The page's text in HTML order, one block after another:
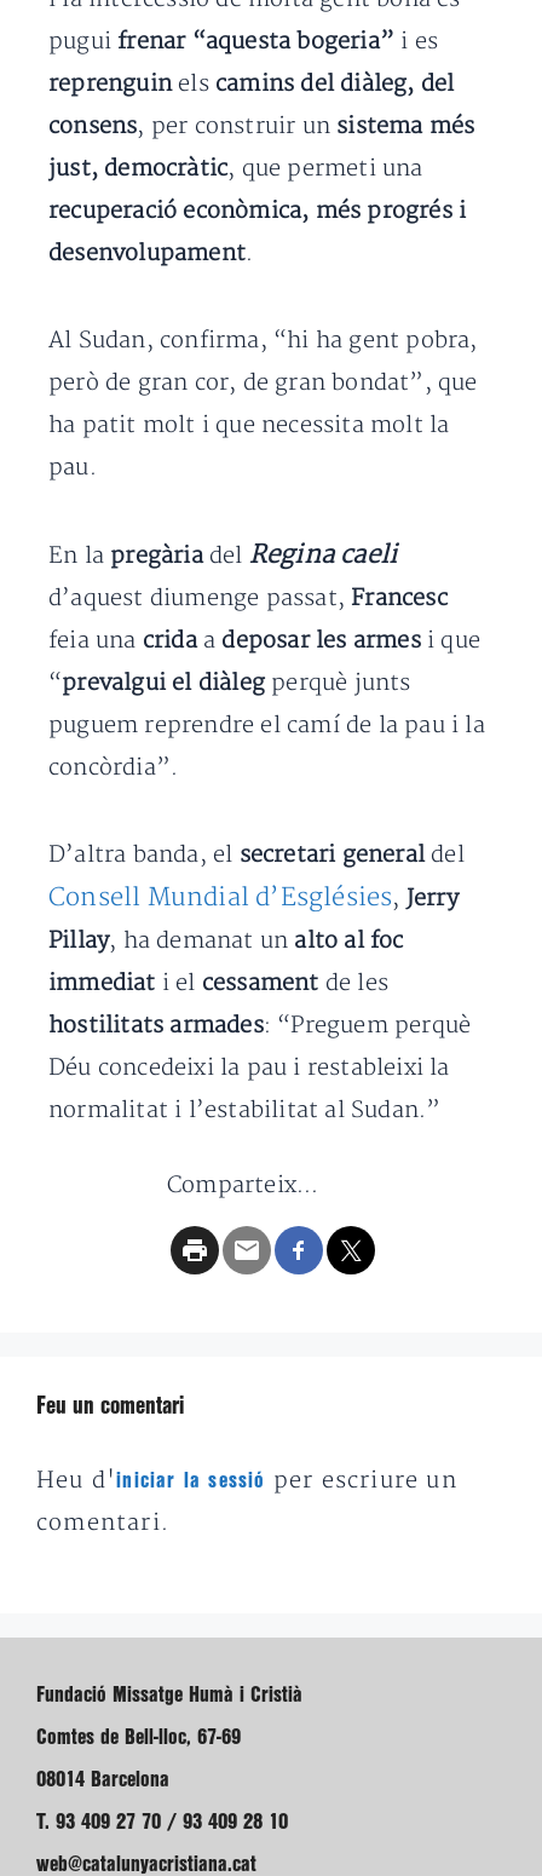
puguifrenar “aquesta bogeria” i es
reprenguin els camins del diàleg, del
consens, per construir un sistema més
just, democràtic, que permeti una
recuperació econòmica, més progrés i
desenvolupament.
Al Sudan, confirma, “hi ha gent pobra,
però de gran cor, de gran bondat”, que
ha patit molt i que necessita molt la
pau.
En la pregària del Regina caeli
d’aquest diumenge passat, Francesc
feia una crida a deposar les armesi que
“prevalgui el diàleg perquè junts
puguem reprendre el camí de la pau i la
concòrdia”.
D’altra banda, el secretari general del
Consell Mundial d’Esglésies, Jerry
Pillay, ha demanat un alto al foc
immediat i el cessament de les
hostilitats armades: “Preguem perquè
Déu concedeixi la pau i restableixi la
normalitat i l’estabilitat al Sudan.”
Comparteix...
Feu un comentari
Heu d'iniciar la sessió
per escriure un
comentari.
Fundació Missatge Humà i Cristià
Comtes de Bell-lloc, 67-69
08014 Barcelona
T. 93 409 27 70 / 93 409 28 10
web@catalunyacristiana.cat